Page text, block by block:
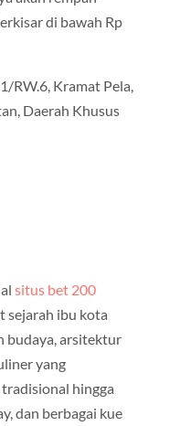
di bawah Rp
RW.6, Kramat Pela,
Daerah Khusus
situs bet 200
sejarah ibu kota
budaya, arsitektur
yang
hingga
dan berbagai kue